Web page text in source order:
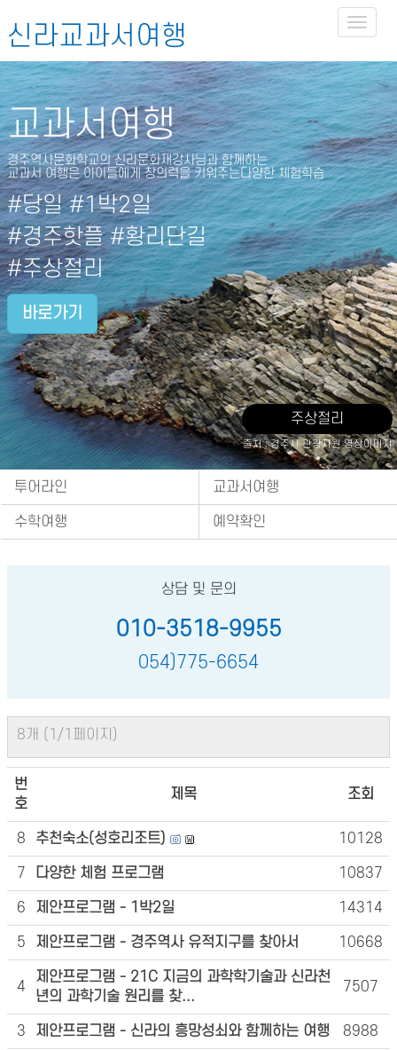
Toggle
신라교과서여행
교과서여행
경주역사문화학교의 신라문화재강사님과 함께하는
교과서 여행은 아이들에게 창의력을 키워주는다양한 체험학습
#당일 #1박2일
#경주핫플 #황리단길
#주상절리
바로가기
주상절리
출처 : 경주시 관광자원 영상이미지
투어라인 교과서여행
수학여행 예약확인
상담 및 문의
010-3518-9955
054)775-6654
8개 (1/1페이지)
번
호
제목 조회
8 추천숙소(성호리조트) 10128
7 다양한 체험 프로그램 10837
6 제안프로그램 - 1박2일 14314
5 제안프로그램 - 경주역사 유적지구를 찾아서 10668
4
제안프로그램 - 21C 지금의 과학학기술과 신라천
년의 과학기술 원리를 찾...
7507
3 제안프로그램 - 신라의 흥망성쇠와 함께하는 여행 8988